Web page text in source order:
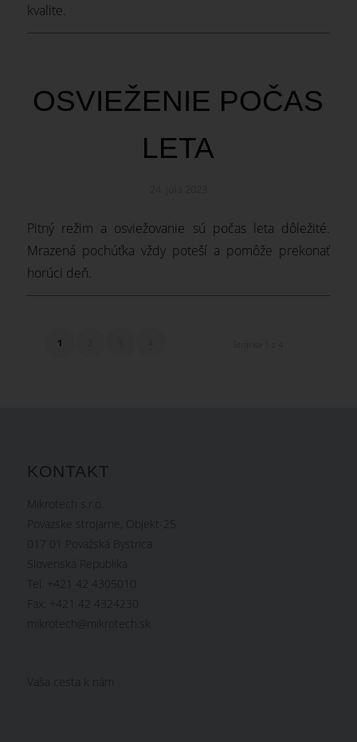
kvalite.
OSVIEŽENIE POČAS
LETA
Pitný režim a osviežovanie sú počas leta dôležité.
Mrazená pochúťka vždy poteší a pomôže prekonať
horúci deň.
1
KONTAKT
Mikrotech s.r.o.
Povazske strojarne, Objekt-25
017 01 Považská Bystrica
Slovenská Republika
Tel. +421 42 4305010
Fax: +421 42 4324230
mikrotech@mikrotech.sk
Vaša cesta k nám